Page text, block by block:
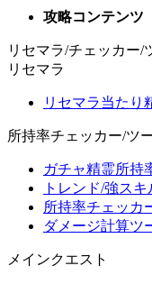
攻略コンテンツ
リセマラ/チェッカー/
リセマラ
リセマラ当たり
所持率チェッカー/ツ
ガチャ精霊所持
トレンド/強ス
所持率チェッカ
ダメージ計算ツ
メインクエスト